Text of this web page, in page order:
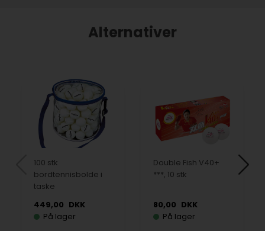
Alternativer
100 stk
bordtennisbolde i
taske
449,00 DKK
På lager
Double Fish V40+
***, 10 stk
80,00 DKK
På lager